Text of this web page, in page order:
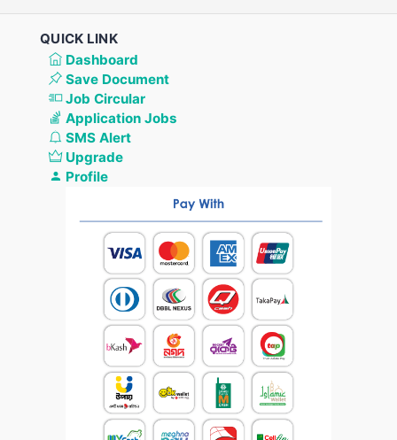
QUICK LINK
Dashboard
Save Document
Job Circular
Application Jobs
SMS Alert
Upgrade
Profile